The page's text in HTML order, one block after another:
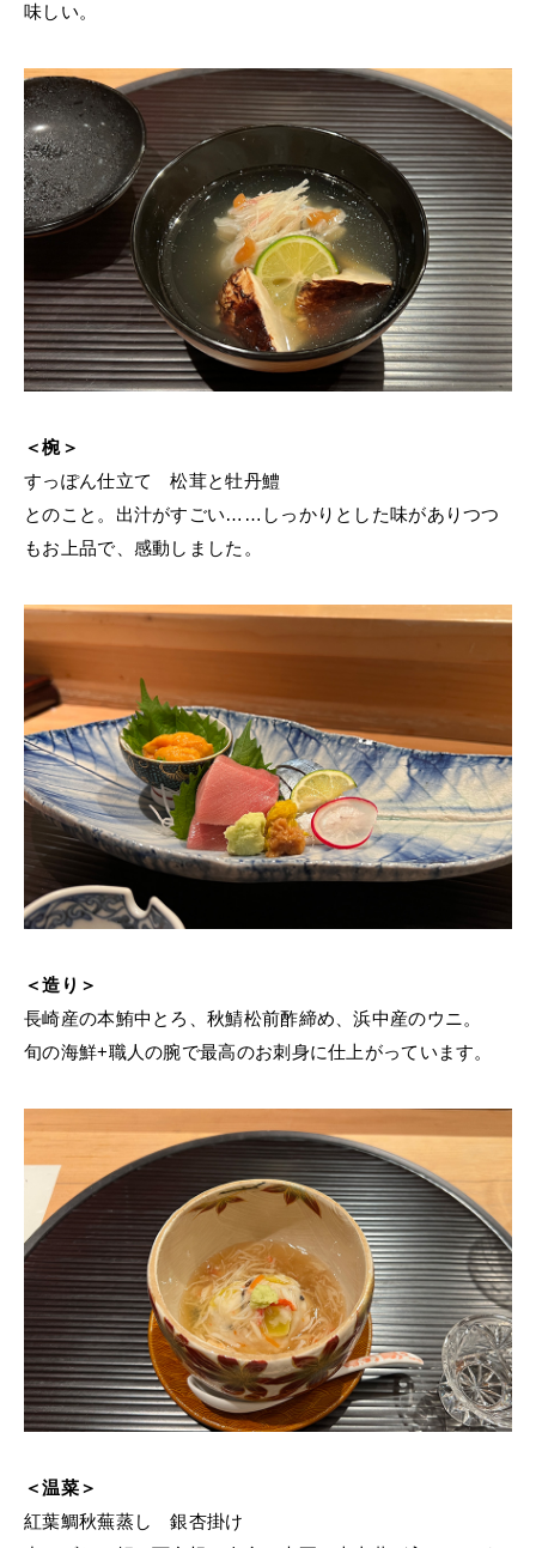
味しい。
＜椀＞
すっぽん仕立て 松茸と牡丹鱧
とのこと。出汁がすごい……しっかりとした味がありつつ
もお上品で、感動しました。
＜造り＞
長崎産の本鮪中とろ、秋鯖松前酢締め、浜中産のウニ。
旬の海鮮+職人の腕で最高のお刺身に仕上がっています。
＜温菜＞
紅葉鯛秋蕪蒸し 銀杏掛け